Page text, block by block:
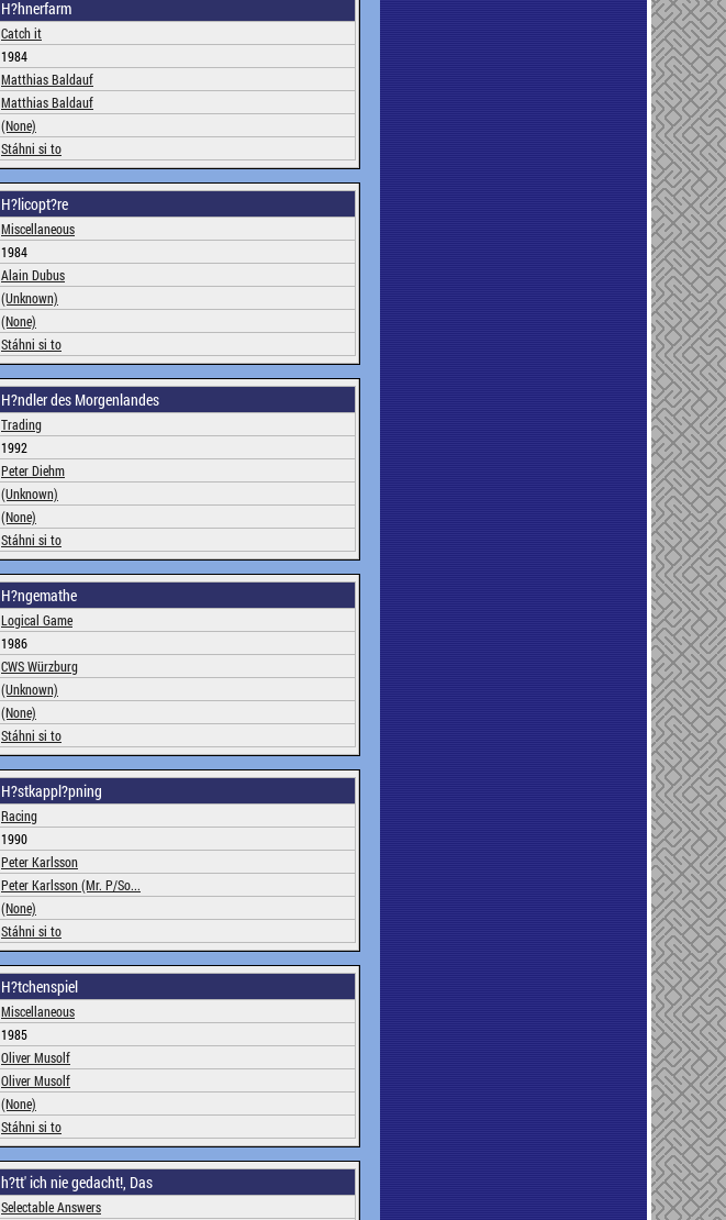
H?hnerfarm
Catch it
1984
Matthias Baldauf
Matthias Baldauf
(None)
Stáhni si to
H?licopt?re
Miscellaneous
1984
Alain Dubus
(Unknown)
(None)
Stáhni si to
H?ndler des Morgenlandes
Trading
1992
Peter Diehm
(Unknown)
(None)
Stáhni si to
H?ngemathe
Logical Game
1986
CWS Würzburg
(Unknown)
(None)
Stáhni si to
H?stkappl?pning
Racing
1990
Peter Karlsson
Peter Karlsson (Mr. P/So...
(None)
Stáhni si to
H?tchenspiel
Miscellaneous
1985
Oliver Musolf
Oliver Musolf
(None)
Stáhni si to
h?tt' ich nie gedacht!, Das
Selectable Answers